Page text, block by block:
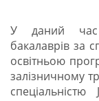
У даний час
бакалаврів за
освітньою
залізничному